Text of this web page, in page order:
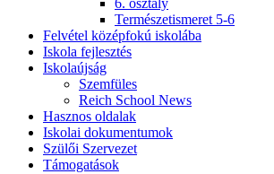
6. osztály
Természetismeret 5-6
Felvétel középfokú iskolába
Iskola fejlesztés
Iskolaújság
Szemfüles
Reich School News
Hasznos oldalak
Iskolai dokumentumok
Szülői Szervezet
Támogatások